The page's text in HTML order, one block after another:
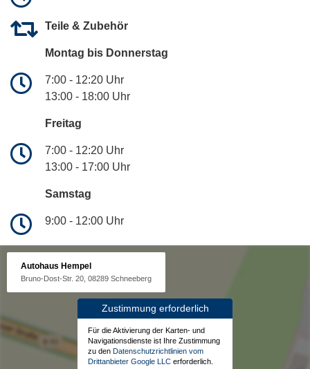
Teile & Zubehör
Montag bis Donnerstag
7:00 - 12:20 Uhr
13:00 - 18:00 Uhr
Freitag
7:00 - 12:20 Uhr
13:00 - 17:00 Uhr
Samstag
9:00 - 12:00 Uhr
Autohaus Hempel
Bruno-Dost-Str. 20, 08289 Schneeberg
Zustimmung erforderlich
Für die Aktivierung der Karten- und
Navigationsdienste ist Ihre Zustimmung
zu den Datenschutzrichtlinien vom
Drittanbieter Google LLC erforderlich.